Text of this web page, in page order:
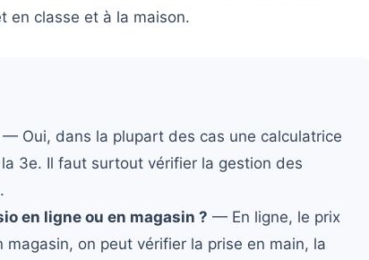
en classe et à la maison.
— Oui, dans la plupart des cas une calculatrice
3e. Il faut surtout vérifier la gestion des
en ligne ou en magasin ? — En ligne, le prix
on peut vérifier la prise en main, la